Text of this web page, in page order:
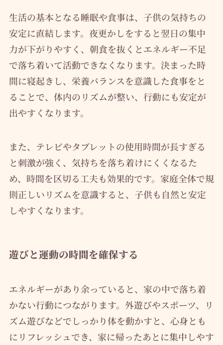
生活の基本となる睡眠や食事は、子供の気持ちの
安定に直結します。夜更かしをすると翌日の集中
力が下がりやすく、朝食を抜くとエネルギー不足
で落ち着いて活動できなくなります。決まった時
間に寝起きし、栄養バランスを意識した食事をと
ることで、体内のリズムが整い、行動にも安定が
出やすくなります。
また、テレビやタブレットの使用時間が長すぎる
と刺激が強く、気持ちを落ち着けにくくなるた
め、時間を区切る工夫も効果的です。家庭全体で規
則正しいリズムを意識すると、子供も自然と安定
しやすくなります。
遊びと運動の時間を確保する
エネルギーがあり余っていると、家の中で落ち着
かない行動につながります。外遊びやスポーツ、リ
ズム遊びなどでしっかり体を動かすと、心身とも
にリフレッシュでき、家に帰ったあとに集中しやす